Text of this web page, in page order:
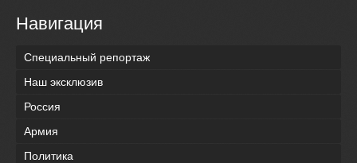
Навигация
Специальный репортаж
Наш эксклюзив
Россия
Армия
Политика